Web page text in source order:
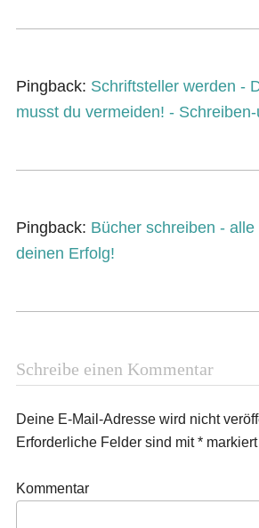
Pingback: Schriftsteller werden -
musst du vermeiden! -
Pingback: Bücher schreiben -
deinen Erfolg!
Schreibe einen Kommentar
Deine E-Mail-Adresse wird nicht
Erforderliche Felder sind mit*markiert
Kommentar